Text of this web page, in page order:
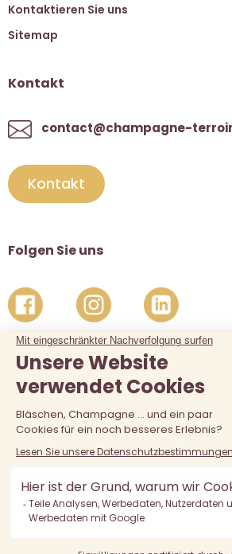
Kontaktieren Sie uns
Sitemap
Kontakt
contact@champagne-
Kontakt
Folgen Sie uns
Der Verkauf von Alkohol an unter 18-
Alkoholmissbrauch ist gefährlich für